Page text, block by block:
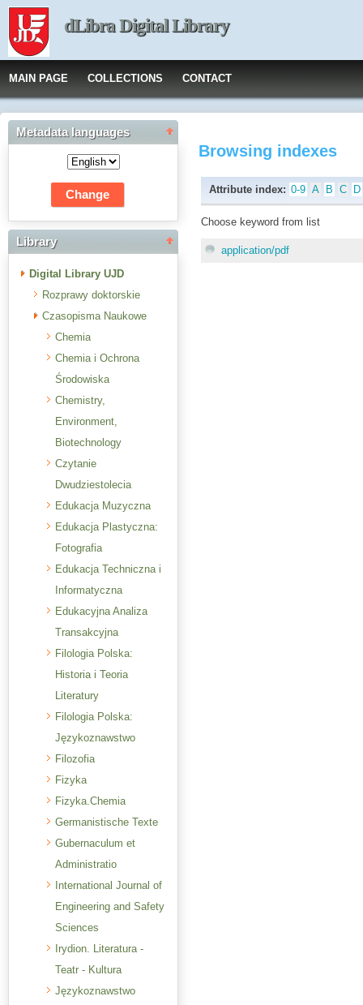
dLibra Digital Library
MAIN PAGE COLLECTIONS CONTACT
Metadata languages
Library
Digital Library UJD
Rozprawy doktorskie
Czasopisma Naukowe
Chemia
Chemia i Ochrona
Środowiska
Chemistry,
Environment,
Biotechnology
Czytanie
Dwudziestolecia
Edukacja Muzyczna
Edukacja Plastyczna:
Fotografia
Edukacja Techniczna i
Informatyczna
Edukacyjna Analiza
Transakcyjna
Filologia Polska:
Historia i Teoria
Literatury
Filologia Polska:
Językoznawstwo
Filozofia
Fizyka
Fizyka.Chemia
Germanistische Texte
Gubernaculum et
Administratio
International Journal of
Engineering and Safety
Sciences
Irydion. Literatura -
Teatr - Kultura
Językoznawstwo
Browsing indexes
Attribute index: 0-9 A B C D
Choose keyword from list
application/pdf